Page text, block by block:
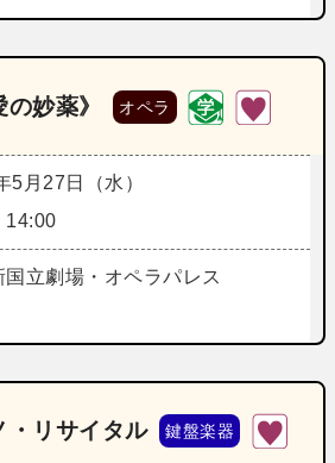
妙薬》 オペラ
5月27日（水）
14:00
国立劇場・オペラパレス
・リサイタル 鍵盤楽器